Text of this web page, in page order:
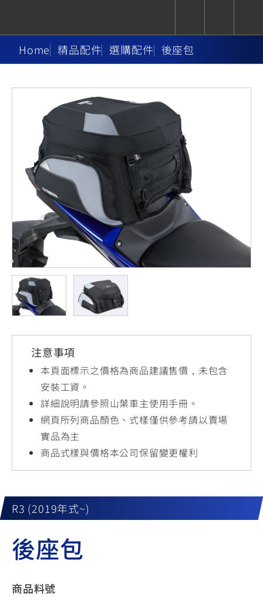
Super
Sport
Hyper
Naked
YZF-R9
550+
YZF-R7
550+
YZF-R3
251~549
YZF-R15
150
MT-
09
Y-
AMT
550+
MT-
09
550+
MT-
07
Y-
AMT
07
MT-
251~549
MT-
150
XSR
155
Premium Sport Fashion Adventure
TMAX
550+
XMAX
251~549
NMAX
150
AUGUR
150
CYGNUS
XR
150
CYGNUS
X
125
FORCE
2.0
150
RS NEO
125
125
Vinoora
125
BW'S
125
PW50
50
JOG
CUXiE
追蹤愛車
瀏覽紀錄
Home 精品配件 選購配件 後座包
注意事項
本頁面標示之價格為商品建議售價，未包含
安裝工資。
詳細說明請參照山葉車主使用手冊。
網頁所列商品顏色、式樣僅供參考請以賣場
實品為主
商品式樣與價格本公司保留變更權利
R3 (2019年式~)
後座包
商品料號